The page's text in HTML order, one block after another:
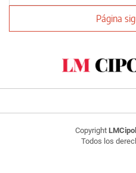
Página
Copyright
Todos los